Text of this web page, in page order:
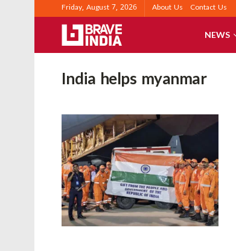
Friday, August 7, 2026 About Us Contact Us
NEWS
India helps myanmar